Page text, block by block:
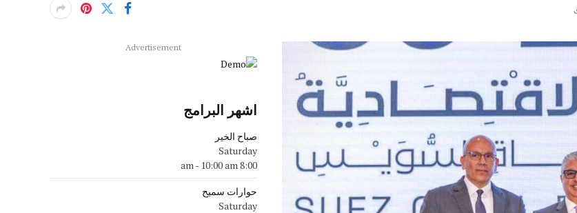
Advertisement
اشهر البرامج
صباح الخير
Saturday
8:00 am
- 10:00 am
حوارات سميح
Saturday